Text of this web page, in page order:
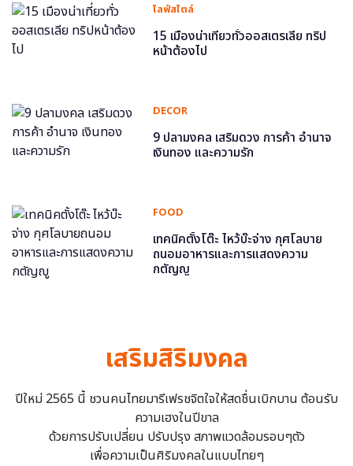
ไลฟ์สไตล์
15 เมืองน่าเที่ยวทั่วออสเตรเลีย ทริป
หน้าต้องไป
DECOR
9 ปลามงคล เสริมดวง การค้า อำนาจ
เงินทอง และความรัก
FOOD
เทคนิคตั้งโต๊ะ ไหว้บ๊ะจ่าง กุศโลบาย
ถนอมอาหารและการแสดงความ
กตัญญู
เสริมสิริมงคล
ปีใหม่ 2565 นี้ ชวนคนไทยมารีเฟรชจิตใจให้สดชื่นเบิกบาน ต้อนรับ
ความเฮงในปีขาล
ด้วยการปรับเปลี่ยน ปรับปรุง สภาพแวดล้อมรอบๆตัว
เพื่อความเป็นศิริมงคลในแบบไทยๆ